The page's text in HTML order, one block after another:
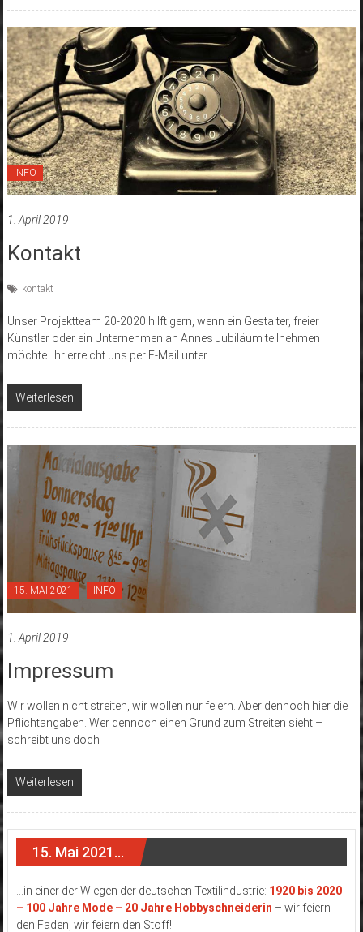
INFO
1. April 2019
Kontakt
kontakt
Unser Projektteam 20-2020 hilft gern, wenn ein Gestalter, freier
Künstler oder ein Unternehmen an Annes Jubiläum teilnehmen
möchte. Ihr erreicht uns per E-Mail unter
Weiterlesen
15. MAI 2021 INFO
1. April 2019
Impressum
Wir wollen nicht streiten, wir wollen nur feiern. Aber dennoch hier die
Pflichtangaben. Wer dennoch einen Grund zum Streiten sieht –
schreibt uns doch
Weiterlesen
15. Mai 2021…
…in einer der Wiegen der deutschen Textilindustrie: 1920 bis 2020
– 100 Jahre Mode – 20 Jahre Hobbyschneiderin – wir feiern
den Faden, wir feiern den Stoff!